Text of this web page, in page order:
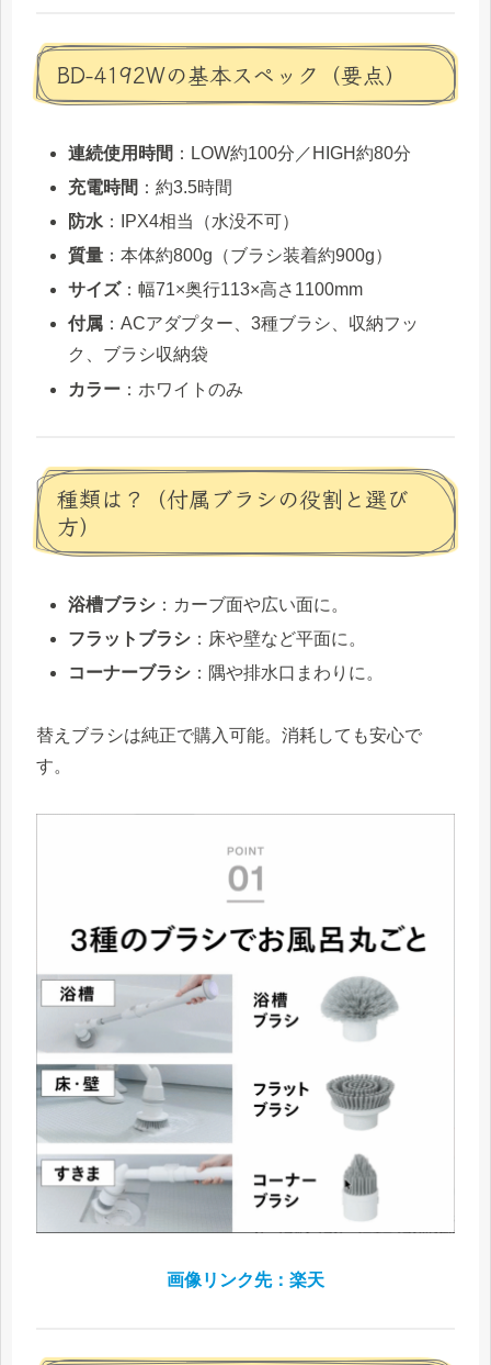
BD-4192Wの基本スペック（要点）
連続使用時間 ：LOW約100分／HIGH約80分
充電時間 ：約3.5時間
防水 ：IPX4相当（水没不可）
質量 ：本体約800g（ブラシ装着約900g）
サイズ：幅71×奥行113×高さ1100mm
付属 ：ACアダプター、3種ブラシ、収納フッ
ク、ブラシ収納袋
カラー ：ホワイトのみ
種類は？（付属ブラシの役割と選び
方）
浴槽ブラシ ：カーブ面や広い面に。
フラットブラシ ：床や壁など平面に。
コーナーブラシ ：隅や排水口まわりに。
替えブラシは純正で購入可能。消耗しても安心で
す。
画像リンク先：楽天